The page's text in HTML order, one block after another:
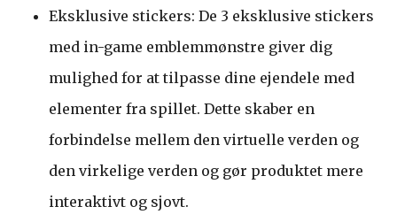
Eksklusive stickers: De 3 eksklusive stickers
med in-game emblemmønstre giver dig
mulighed for at tilpasse dine ejendele med
elementer fra spillet. Dette skaber en
forbindelse mellem den virtuelle verden og
den virkelige verden og gør produktet mere
interaktivt og sjovt.